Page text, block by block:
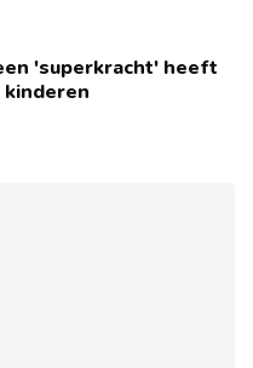
'superkracht' heeft